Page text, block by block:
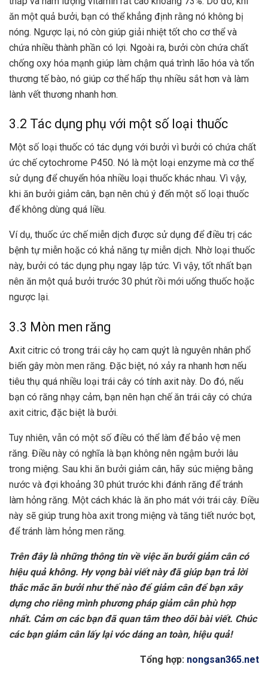
ăn một quả bưởi, bạn có thể khẳng định rằng nó không bị
nóng. Ngược lại, nó còn giúp giải nhiệt tốt cho cơ thể và
chứa nhiều thành phần có lợi. Ngoài ra, bưởi còn chứa chất
chống oxy hóa mạnh giúp làm chậm quá trình lão hóa và tổn
thương tế bào, nó giúp cơ thể hấp thụ nhiều sắt hơn và làm
lành vết thương nhanh hơn.
3.2 Tác dụng phụ với một số loại thuốc
Một số loại thuốc có tác dụng với bưởi vì bưởi có chứa chất
ức chế cytochrome P450. Nó là một loại enzyme mà cơ thể
sử dụng để chuyển hóa nhiều loại thuốc khác nhau. Vì vậy,
khi ăn bưởi giảm cân, bạn nên chú ý đến một số loại thuốc
để không dùng quá liều.
Ví dụ, thuốc ức chế miễn dịch được sử dụng để điều trị các
bệnh tự miễn hoặc có khả năng tự miễn dịch. Nhờ loại thuốc
này, bưởi có tác dụng phụ ngay lập tức. Vì vậy, tốt nhất bạn
nên ăn một quả bưởi trước 30 phút rồi mới uống thuốc hoặc
ngược lại.
3.3 Mòn men răng
Axit citric có trong trái cây họ cam quýt là nguyên nhân phổ
biến gây mòn men răng. Đặc biệt, nó xảy ra nhanh hơn nếu
tiêu thụ quá nhiều loại trái cây có tính axit này. Do đó, nếu
bạn có răng nhạy cảm, bạn nên hạn chế ăn trái cây có chứa
axit citric, đặc biệt là bưởi.
Tuy nhiên, vẫn có một số điều có thể làm để bảo vệ men
răng. Điều này có nghĩa là bạn không nên ngậm bưởi lâu
trong miệng. Sau khi ăn bưởi giảm cân, hãy súc miệng bằng
nước và đợi khoảng 30 phút trước khi đánh răng để tránh
làm hỏng răng. Một cách khác là ăn pho mát với trái cây. Điều
này sẽ giúp trung hòa axit trong miệng và tăng tiết nước bọt,
để tránh làm hỏng men răng.
Trên đây là những thông tin về việc ăn bưởi giảm cân có
hiệu quả không. Hy vọng bài viết này đã giúp bạn trả lời
thắc mắc ăn bưởi như thế nào để giảm cân để bạn xây
dựng cho riêng mình phương pháp giảm cân phù hợp
nhất. Cảm ơn các bạn đã quan tâm theo dõi bài viết. Chúc
các bạn giảm cân lấy lại vóc dáng an toàn, hiệu quả!
Tổng hợp: nongsan365.net